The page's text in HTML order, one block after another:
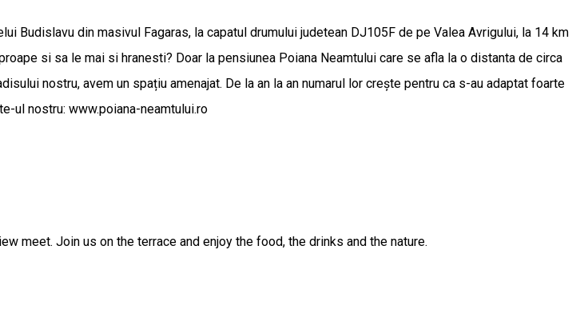
Budislavu din masivul Fagaras, la capatul drumului judetean DJ105F de pe Valea Avrigului, la 14 km
si sa le mai si hranesti? Doar la pensiunea Poiana Neamtului care se afla la o distanta de circa
nostru, avem un spațiu amenajat. De la an la an numarul lor crește pentru ca s-au adaptat foarte
ul nostru: www.poiana-neamtului.ro
meet. Join us on the terrace and enjoy the food, the drinks and the nature.